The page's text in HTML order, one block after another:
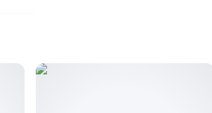
些特殊工况对设备要求更高
手设备的实际价值，也是价格差异的根